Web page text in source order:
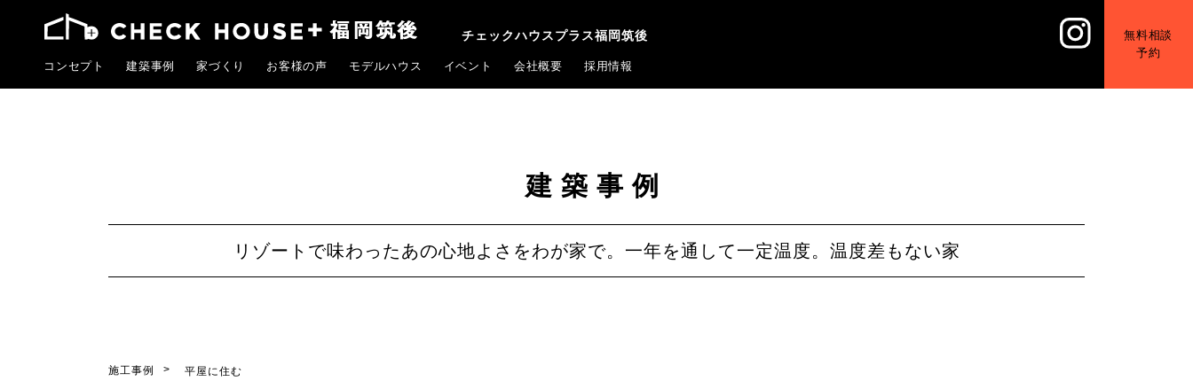
チェックハウスプラス福岡筑後
コンセプト 建築事例 家づくり お客様の声 モデルハウス イベント 会社概要 採用情報
無料相談
予約
建築事例
リゾートで味わったあの心地よさをわが家で。一年を通して一定温度。温度差もない家
施工事例 平屋に住む